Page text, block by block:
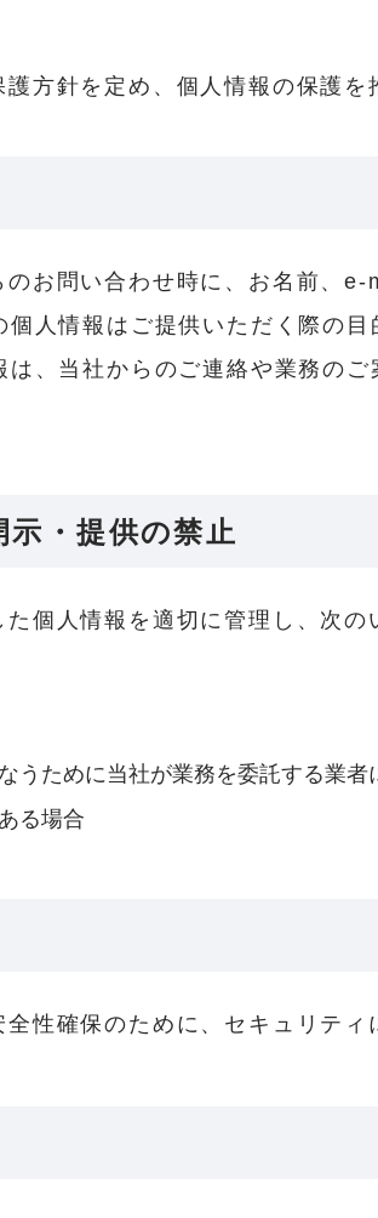
方針を定め、個人情報の保護を
お問い合わせ時に、お名前、
人情報はご提供いただく際の目
、当社からのご連絡や業務の
・提供の禁止
個人情報を適切に管理し、次
うために当社が業務を委託する業者
る場合
性確保のために、セキュリティ